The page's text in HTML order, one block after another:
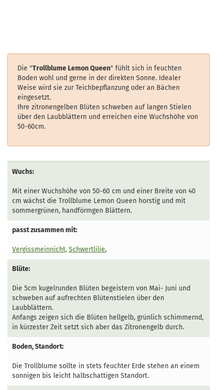
Die "Trollblume Lemon Queen" fühlt sich in feuchten
Boden wohl und gerne in der direkten Sonne. Idealer
Weise wird sie zur Teichbepflanzung oder an Bächen
eingesetzt.
Ihre zitronengelben Blüten schweben auf langen Stielen
über den Laubblättern und erreichen eine Wuchshöhe von
50-60cm.
Wuchs:
Mit einer Wuchshöhe von 50-60 cm und einer Breite von 40
cm wächst die Trollblume Lemon Queen horstig und mit
sommergrünen, handförmgen Blättern.
passt zusammen mit:
Vergissmeinnicht, Schwertlilie,
Blüte:
Die 5cm kugelrunden Blüten begeistern von Mai- Juni und
schweben auf aufrechten Blütenstielen über den
Laubblättern.
Anfangs zeigen sich die Blüten hellgelb, grünlich schimmernd,
in kürzester Zeit setzt sich aber das Zitronengelb durch.
Boden, Standort:
Die Trollblume sollte in stets feuchter Erde stehen an einem
sonnigen bis leicht halbschattigen Standort.